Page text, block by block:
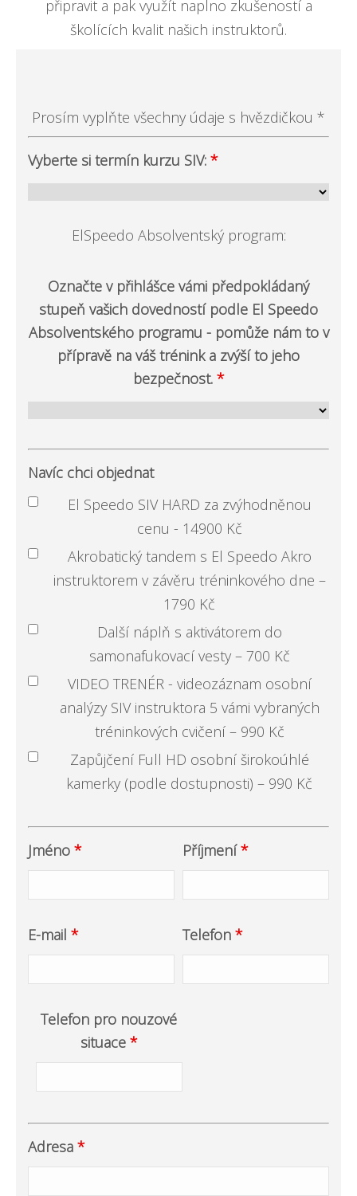
připravit a pak využít naplno zkušeností a
školících kvalit našich instruktorů.
Prosím vyplňte všechny údaje s hvězdičkou *
Vyberte si termín kurzu SIV: *
ElSpeedo Absolventský program:
Označte v přihlášce vámi předpokládaný
stupeň vašich dovedností podle El Speedo
Absolventského programu - pomůže nám to v
přípravě na váš trénink a zvýší to jeho
bezpečnost. *
Navíc chci objednat
El Speedo SIV HARD za zvýhodněnou
cenu - 14900 Kč
Akrobatický tandem s El Speedo Akro
instruktorem v závěru tréninkového dne –
1790 Kč
Další náplň s aktivátorem do
samonafukovací vesty – 700 Kč
VIDEO TRENÉR - videozáznam osobní
analýzy SIV instruktora 5 vámi vybraných
tréninkových cvičení – 990 Kč
Zapůjčení Full HD osobní širokoúhlé
kamerky (podle dostupnosti) – 990 Kč
Jméno * Příjmení*
E-mail * Telefon *
Telefon pro nouzové
situace *
Adresa *